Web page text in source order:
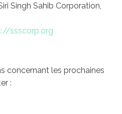
Singh Sahib Corporation,
ssscorp.org
concernant les prochaines
: